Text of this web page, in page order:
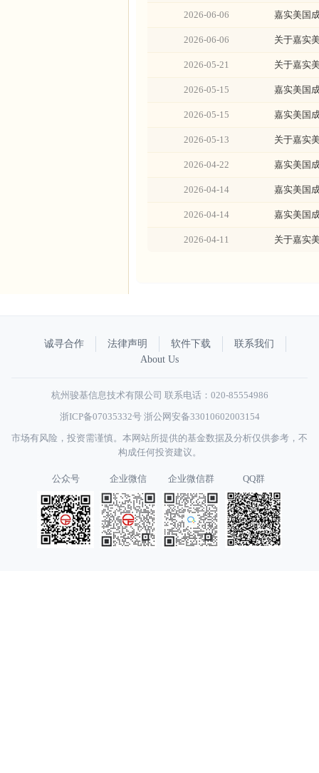
2026-06-06 嘉实美国
2026-06-06 关于嘉实
2026-05-21 关于嘉实
2026-05-15 嘉实美国
2026-05-15 嘉实美国
2026-05-13 关于嘉实
2026-04-22 嘉实美国
2026-04-14 嘉实美国
2026-04-14 嘉实美国
2026-04-11 关于嘉实
诚寻合作 法律声明 软件下载
联系我们
About Us
杭州骏基信息技术有限公司 联系电话：020-85554986
浙ICP备07035332号 浙公网安备33010602003154
市场有风险，投资需谨慎。本网站所提供的基金数据及分析仅供参考，不
构成任何投资建议。
公众号 企业微信 企业微信群 QQ群